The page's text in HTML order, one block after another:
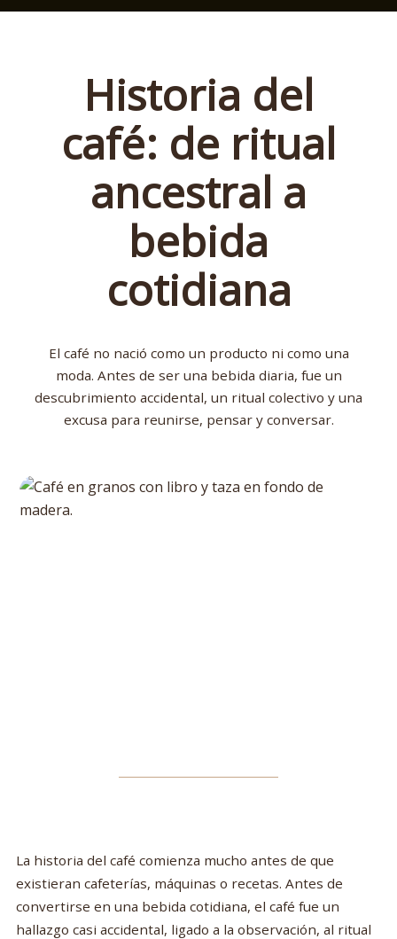
Historia del
café: de ritual
ancestral a
bebida
cotidiana
El café no nació como un producto ni como una
moda. Antes de ser una bebida diaria, fue un
descubrimiento accidental, un ritual colectivo y una
excusa para reunirse, pensar y conversar.
La historia del café comienza mucho antes de que
existieran cafeterías, máquinas o recetas. Antes de
convertirse en una bebida cotidiana, el café fue un
hallazgo casi accidental, ligado a la observación, al ritual